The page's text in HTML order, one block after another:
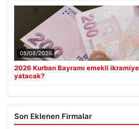
05/08/2026
2026 Kurban Bayramı emekli
yatacak?
Son Eklenen Firmalar